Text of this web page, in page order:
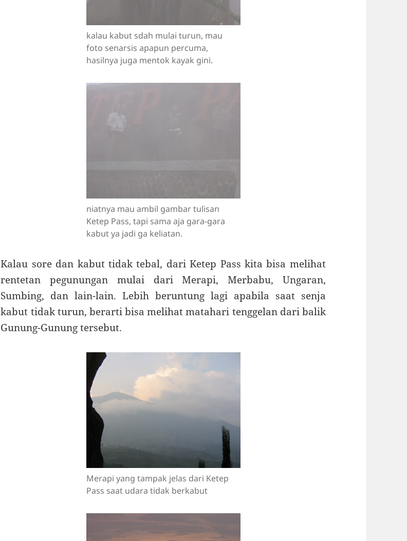
kalau kabut sdah mulai turun, mau
foto senarsis apapun percuma,
hasilnya juga mentok kayak gini.
niatnya mau ambil gambar tulisan
Ketep Pass, tapi sama aja gara-gara
kabut ya jadi ga keliatan.
Kalau sore dan kabut tidak tebal, dari Ketep Pass kita bisa melihat
rentetan pegunungan mulai dari Merapi, Merbabu, Ungaran,
Sumbing, dan lain-lain. Lebih beruntung lagi apabila saat senja
kabut tidak turun, berarti bisa melihat matahari tenggelan dari balik
Gunung-Gunung tersebut.
Merapi yang tampak jelas dari Ketep
Pass saat udara tidak berkabut